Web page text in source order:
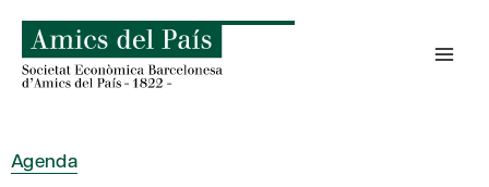
contenido
Agenda